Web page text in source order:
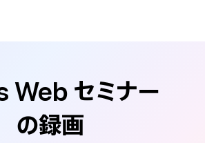
Web セミナー
の録画